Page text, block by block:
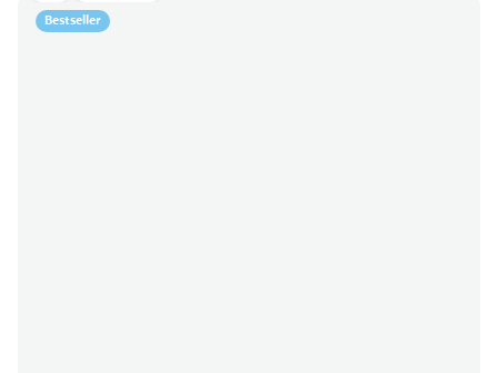
Bestseller